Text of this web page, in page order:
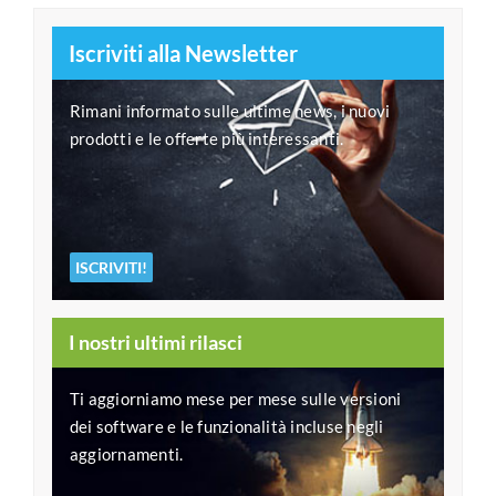
Iscriviti alla Newsletter
Rimani informato sulle ultime news, i nuovi
prodotti e le offerte più interessanti.
ISCRIVITI!
I nostri ultimi rilasci
Ti aggiorniamo mese per mese sulle versioni
dei software e le funzionalità incluse negli
aggiornamenti.